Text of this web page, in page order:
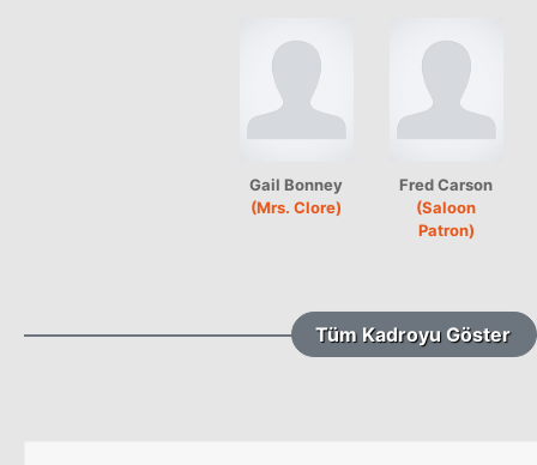
Gail Bonney
(Mrs. Clore)
Fred Carson
(Saloon
Patron)
Tüm Kadroyu Göster